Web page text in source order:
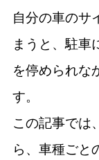
自分の車のサ
まうと、駐車
を停められな
す。
この記事では
ら、車種ごと